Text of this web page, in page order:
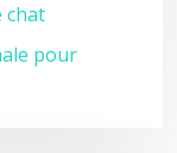
chat
pour